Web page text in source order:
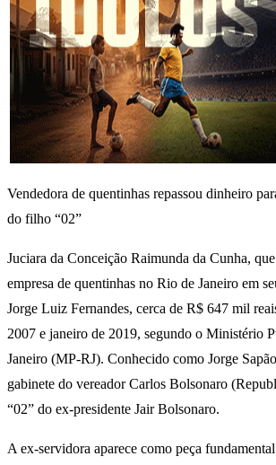
Vendedora de quentinhas repassou dinheiro
do filho “02”
Juciara da Conceição Raimunda da Cunha,
empresa de quentinhas no Rio de Janeiro em
Jorge Luiz Fernandes, cerca de R$ 647 mil
2007 e janeiro de 2019, segundo o Ministério
Janeiro (MP-RJ). Conhecido como Jorge
gabinete do vereador Carlos Bolsonaro
“02” do ex-presidente Jair Bolsonaro.
A ex-servidora aparece como peça